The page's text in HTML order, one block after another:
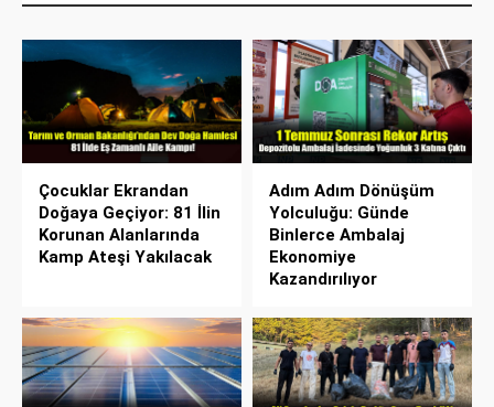
Çocuklar Ekrandan
Doğaya Geçiyor: 81 İlin
Korunan Alanlarında
Kamp Ateşi Yakılacak
Adım Adım Dönüşüm
Yolculuğu: Günde
Binlerce Ambalaj
Ekonomiye
Kazandırılıyor